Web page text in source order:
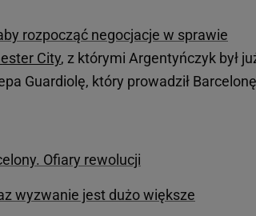
rozpocząć negocjacje w sprawie
City, z którymi Argentyńczyk był
Guardiolę, który prowadził
Ofiary rewolucji
wyzwanie jest dużo większe